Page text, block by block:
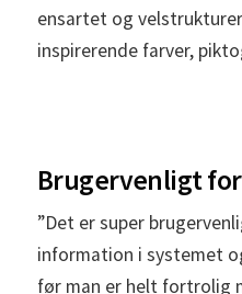
ensartet og
inspirerende farver,
Brugervenligt
”Det er super
information i systemet
før man er helt fortrolig